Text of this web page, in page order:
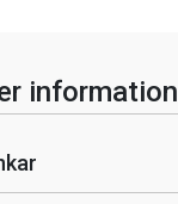
information